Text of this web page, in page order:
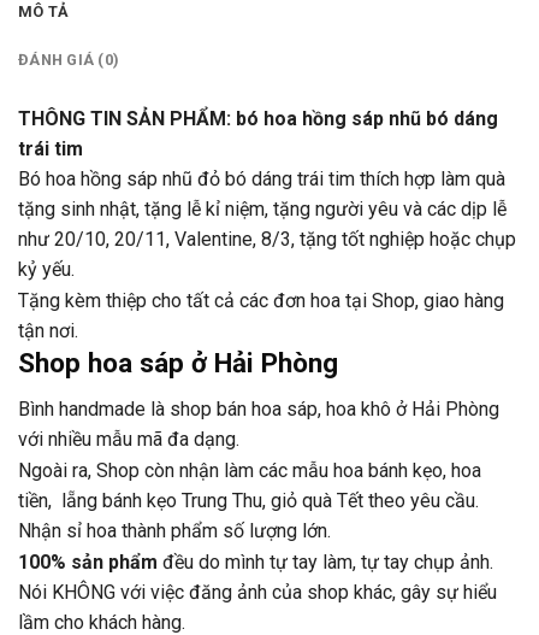
MÔ TẢ
ĐÁNH GIÁ (0)
THÔNG TIN SẢN PHẨM: bó hoa hồng sáp nhũ bó dáng
trái tim
Bó hoa hồng sáp nhũ đỏ bó dáng trái tim thích hợp làm quà
tặng sinh nhật, tặng lễ kỉ niệm, tặng người yêu và các dịp lễ
như 20/10, 20/11, Valentine, 8/3, tặng tốt nghiệp hoặc chụp
kỷ yếu.
Tặng kèm thiệp cho tất cả các đơn hoa tại Shop, giao hàng
tận nơi.
Shop hoa sáp ở Hải Phòng
Bình handmade là shop bán hoa sáp, hoa khô ở Hải Phòng
với nhiều mẫu mã đa dạng.
Ngoài ra, Shop còn nhận làm các mẫu hoa bánh kẹo, hoa
tiền, lẵng bánh kẹo Trung Thu, giỏ quà Tết theo yêu cầu.
Nhận sỉ hoa thành phẩm số lượng lớn.
100% sản phẩm đều do mình tự tay làm, tự tay chụp ảnh.
Nói KHÔNG với việc đăng ảnh của shop khác, gây sự hiểu
lầm cho khách hàng.